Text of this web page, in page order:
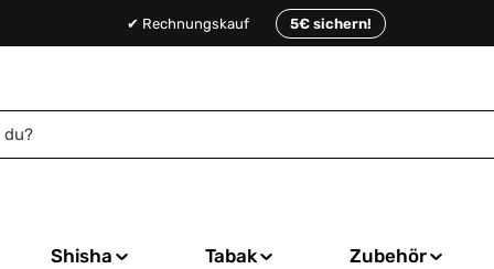
✔ Rechnungskauf 5€ sichern!
Shisha Tabak Zubehör